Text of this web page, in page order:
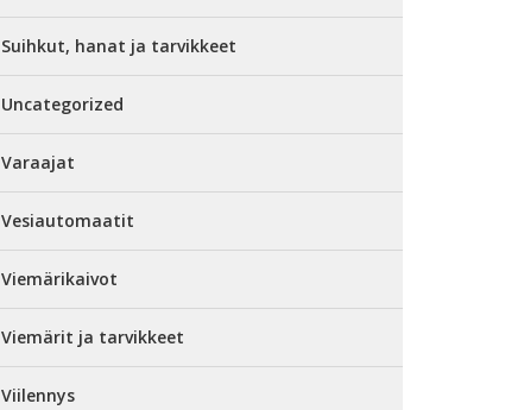
Suihkut, hanat ja tarvikkeet
Uncategorized
Varaajat
Vesiautomaatit
Viemärikaivot
Viemärit ja tarvikkeet
Viilennys